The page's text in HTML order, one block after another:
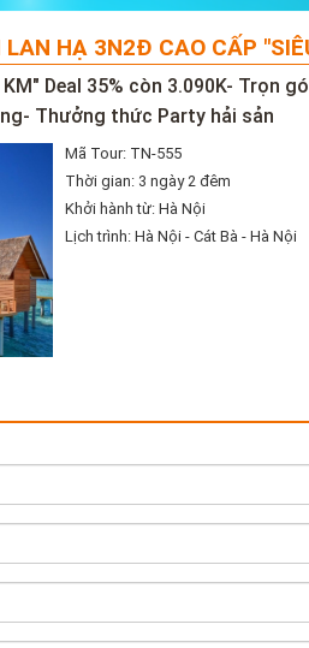
HẠ 3N2Đ CAO CẤP
Deal 35% còn 3.090K- Trọn
Thưởng thức Party hải sản
Mã Tour: TN-555
Thời gian: 3 ngày 2 đêm
Khởi hành từ: Hà Nội
Lịch trình: Hà Nội - Cát Bà - Hà Nội